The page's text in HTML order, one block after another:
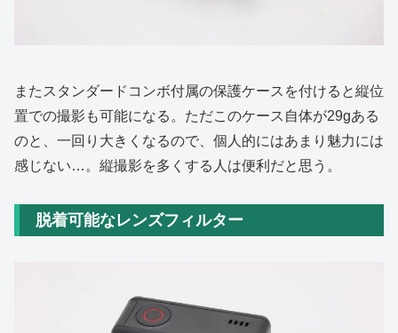
またスタンダードコンボ付属の保護ケースを付けると縦位
置での撮影も可能になる。ただこのケース自体が29gある
のと、一回り大きくなるので、個人的にはあまり魅力には
感じない…。縦撮影を多くする人は便利だと思う。
脱着可能なレンズフィルター